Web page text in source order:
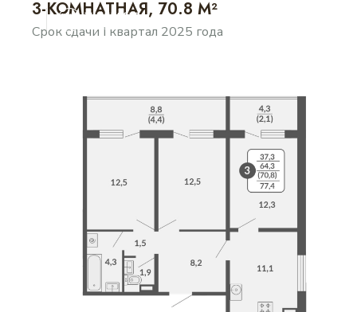
ВЫБЕРИТЕ ДОМ
ИНФРАСТРУКТУРА
3-КОМНАТНАЯ, 70.8 М²
Срок сдачи I квартал 2025 года